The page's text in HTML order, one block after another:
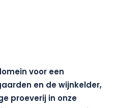
voor een
en de wijnkelder,
proeverij in onze